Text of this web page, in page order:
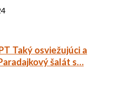
Taký osviežujúci a
šalát s…